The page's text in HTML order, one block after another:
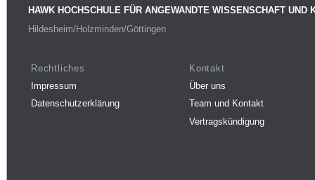
HAWK HOCHSCHULE FÜR ANGEWANDTE WISSENSCHAFT UND
Hildesheim/Holzminden/Göttingen
Rechtliches
Impressum
Datenschutzerklärung
Kontakt
Über uns
Team und Kontakt
Vertragskündigung